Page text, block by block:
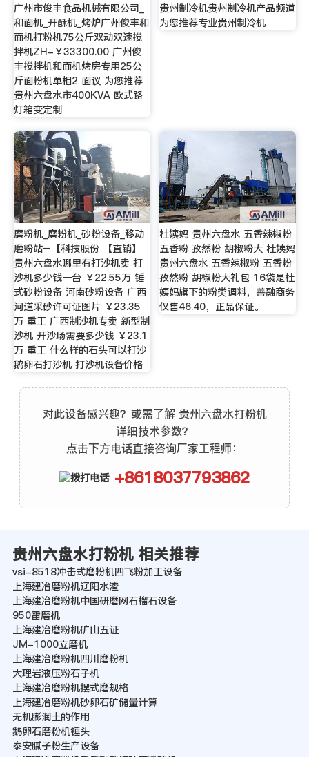
广州市俊丰食品机械有限公司_
和面机_开酥机_烤炉广州俊丰和
面机打粉机75公斤双动双速搅
拌机ZH-￥33300.00 广州俊
丰搅拌机和面机烤房专用25公
斤面粉机单相2 面议 为您推荐
贵州六盘水市400KVA 欧式路
灯箱变定制
贵州制冷机贵州制冷机产品频道
为您推荐专业贵州制冷机
磨粉机_磨粉机_砂粉设备_移动
磨粉站–【科技股份 【直销】
贵州六盘水哪里有打沙机卖 打
沙机多少钱一台 ￥22.55万 锤
式砂粉设备 河南砂粉设备 广西
河道采砂许可证图片 ￥23.35
万 重工 广西制沙机专卖 新型制
沙机 开沙场需要多少钱 ￥23.1
万 重工 什么样的石头可以打沙
鹅卵石打沙机 打沙机设备价格
杜姨妈 贵州六盘水 五香辣椒粉
五香粉 孜然粉 胡椒粉大 杜姨妈
贵州六盘水 五香辣椒粉 五香粉
孜然粉 胡椒粉大礼包 16袋是杜
姨妈旗下的粉类调料，善融商务
仅售46.40，正品保证。
对此设备感兴趣？或需了解 贵州六盘水打粉机
详细技术参数？
点击下方电话直接咨询厂家工程师：
+8618037793862
贵州六盘水打粉机 相关推荐
vsi-8518冲击式磨粉机四飞粉加工设备
上海建冶磨粉机辽阳水渣
上海建冶磨粉机中国研磨网石榴石设备
950雷磨机
上海建冶磨粉机矿山五证
JM-1000立磨机
上海建冶磨粉机四川磨粉机
大理岩液压粉石子机
上海建冶磨粉机摆式磨规格
上海建冶磨粉机砂卵石矿储量计算
无机膨润土的作用
鹅卵石磨粉机锤头
泰安腻子粉生产设备